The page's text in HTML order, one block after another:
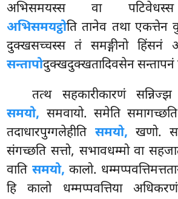
अभिसमयस्स वा
अभिसमयट्ठोति तानेव तथा एकत्तेन
दुक्खसच्चस्स तं समङ्गीनो हिंसनं
सन्तापोदुक्खदुक्खतादिवसेन सन्तापनं
तत्थ सहकारीकारणं
समयो, समवायो. समेति समागच्छति
तदाधारपुग्गलेहीति समयो, खणो.
संगच्छति सत्तो, सभावधम्मो वा
वाति समयो, कालो.
हि कालो धम्मप्पवत्तिया